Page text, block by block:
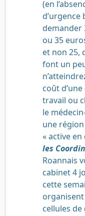
(en
d’urgence
demander
ou 35
et non 25,
font un
coût
travail ou
le
une région
« active
les
Roannais
cabinet 4
cette
organisent
cellules